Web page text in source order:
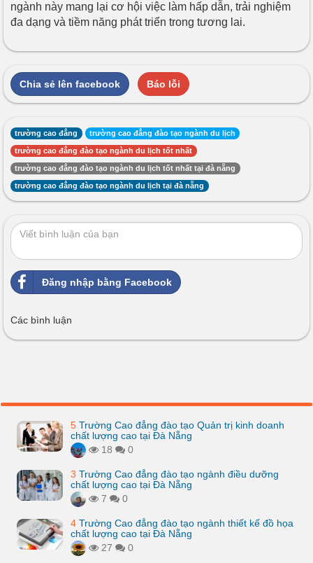
ngành này mang lại cơ hội việc làm hấp dẫn, trải nghiệm
đa dạng và tiềm năng phát triển trong tương lai.
Chia sẻ lên facebook Báo lỗi
trường cao đẳng trường cao đẳng đào tạo ngành du lịch
trường cao đẳng đào tạo ngành du lịch tốt nhất
trường cao đẳng đào tạo ngành du lịch tốt nhất tại đà nẵng
trường cao đẳng đào tạo ngành du lịch tại đà nẵng
Đăng nhập bằng Facebook
Các bình luận
5 Trường Cao đẳng đào tạo Quản trị kinh doanh
chất lượng cao tại Đà Nẵng
18
0
3 Trường Cao đẳng đào tạo ngành điều dưỡng
chất lượng cao tại Đà Nẵng
7
0
4 Trường Cao đẳng đào tạo ngành thiết kế đồ họa
chất lượng cao tại Đà Nẵng
27
0